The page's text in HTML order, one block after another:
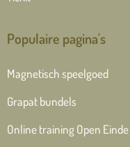
Populaire pagina's
Magnetisch speelgoed
Grapat bundels
Online training Open